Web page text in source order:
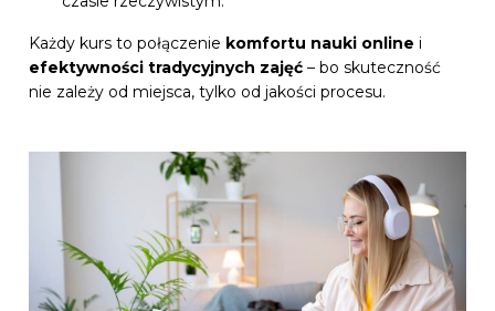
Każdy kurs to połączenie komfortu nauki online i
efektywności tradycyjnych zajęć – bo skuteczność
nie zależy od miejsca, tylko od jakości procesu.